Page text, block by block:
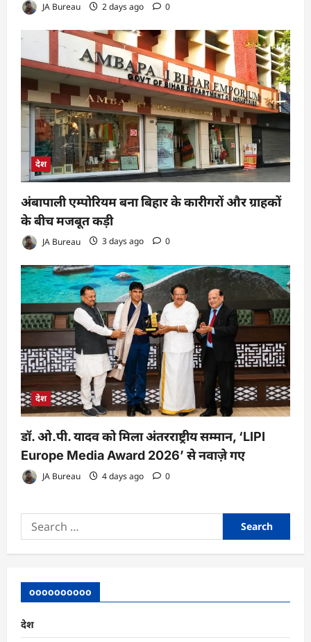
JA Bureau 2 days ago 0
देश
अंबापाली एम्पोरियम बना बिहार के कारीगरों और ग्राहकों
के बीच मजबूत कड़ी
JA Bureau 3 days ago 0
देश
डॉ. ओ.पी. यादव को मिला अंतरराष्ट्रीय सम्मान, ‘LIPI
Europe Media Award 2026’ से नवाज़े गए
JA Bureau 4 days ago 0
Search
for:
oooooooooo
देश